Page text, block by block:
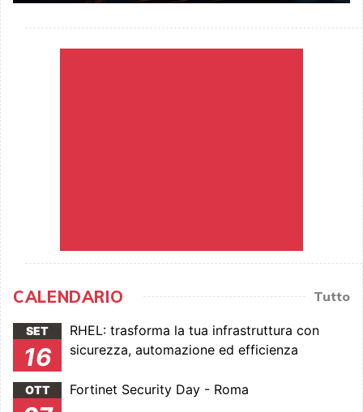
CALENDARIO Tutto
SET
16
RHEL: trasforma la tua infrastruttura con
sicurezza, automazione ed efficienza
OTT Fortinet Security Day - Roma